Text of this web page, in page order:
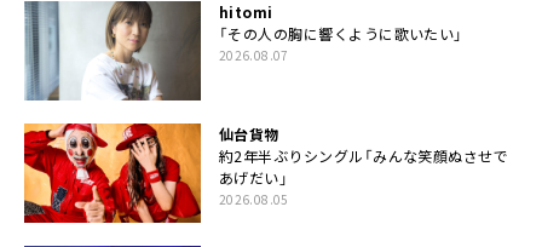
hitomi
「その人の胸に響くように歌いたい」
2026.08.07
仙台貨物
約2年半ぶりシングル「みんな笑顔ぬさせで
あげだい」
2026.08.05